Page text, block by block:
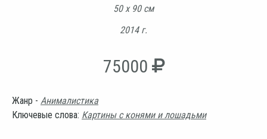
50 х 90 см
2014 г.
75000
Жанр - Анималистика
Ключевые слова: Картины с конями и лошадьми